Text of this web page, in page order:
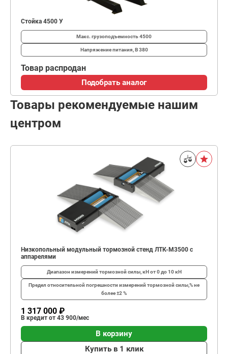
Стойка 4500 У
Макс. грузоподъемность4500
Напряжение питания, В380
Товар распродан
Подобрать аналог
Товары рекомендуемые нашим
центром
Низкопольный модульный тормозной стенд ЛТК-М3500 с
аппарелями
Диапазон измерений тормозной силы, кНот 0 до 10 кН
Предел относительной погрешности измерений тормозной силы,%не
более ±2 %
1 317 000 ₽
В кредит от 43 900/мес
В корзину
Купить в 1 клик